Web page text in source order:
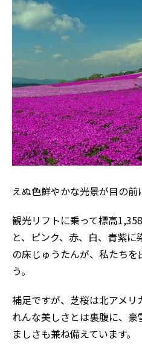
えぬ色鮮やかな光景が目の前
観光リフトに乗って標高
と、ピンク、赤、白、青紫に
の床じゅうたんが、私たちを
う。
補足ですが、芝桜は北アメ
れんな美しさとは裏腹に、豪
ましさも兼ね備えています。